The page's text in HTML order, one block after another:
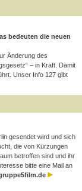
bedeuten die neuen
Änderung des
– in Kraft. Damit
Unser Info 127 gibt
gesendet wird und sich
die von Kürzungen
betroffen sind und ihr
bitte eine Mail an